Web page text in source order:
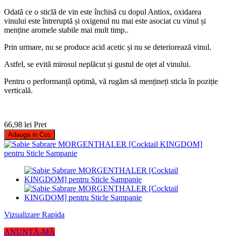
Odată ce o sticlă de vin este închisă cu dopul Antiox, oxidarea
vinului este întreruptă și oxigenul nu mai este asociat cu vinul și
menține aromele stabile mai mult timp..
Prin urmare, nu se produce acid acetic și nu se deteriorează vinul.
Astfel, se evită mirosul neplăcut și gustul de oțet al vinului.
Pentru o performanță optimă, vă rugăm să mențineți sticla în poziție
verticală.
66,98 lei Pret
Adauga in Cos
Vizualizare Rapida
ANUNȚĂ-MĂ